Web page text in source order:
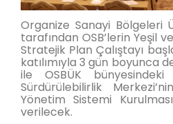
Organize Sanayi Bölgeleri
tarafından OSB’lerin Yeşil
Stratejik Plan Çalıştayı
katılımıyla 3 gün boyunca
ile OSBÜK
Sürdürülebilirlik
Yönetim Sistemi
verilecek.